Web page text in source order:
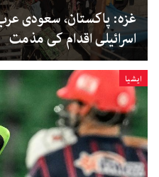
اسرائیلی اقدام کی مذمت
ایشیا